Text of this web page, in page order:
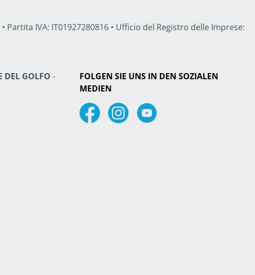
Partita IVA: IT01927280816 • Ufficio del Registro delle Imprese:
DEL GOLFO -
FOLGEN SIE UNS IN DEN SOZIALEN
MEDIEN
FacebookInstagramYoutube